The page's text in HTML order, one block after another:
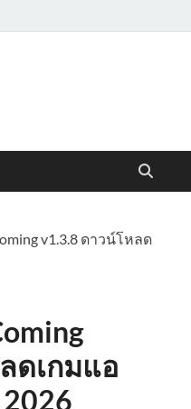
v1.3.8 ดาวน์โหลด
ดเกมแอ